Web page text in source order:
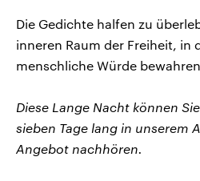
Die Gedichte halfen zu
inneren Raum der Freiheit, in
menschliche Würde
Diese Lange Nacht können
sieben Tage lang in unserem
Angebot nachhören.